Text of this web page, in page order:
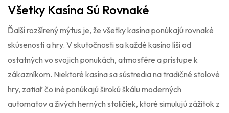
Všetky Kasína Sú Rovnaké
Ďalší rozšírený mýtus je, že všetky kasína ponúkajú rovnaké
skúsenosti a hry. V skutočnosti sa každé kasíno líši od
ostatných vo svojich ponukách, atmosfére a prístupe k
zákazníkom. Niektoré kasína sa sústredia na tradičné stolové
hry, zatiaľ čo iné ponúkajú širokú škálu moderných
automatov a živých herných stoličiek, ktoré simulujú zážitok z